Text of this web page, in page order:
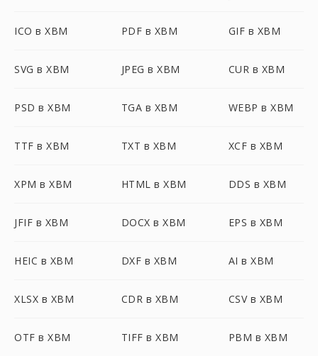
ICO в XBM PDF в XBM GIF в XBM
SVG в XBM JPEG в XBM CUR в XBM
PSD в XBM TGA в XBM WEBP в XBM
TTF в XBM TXT в XBM XCF в XBM
XPM в XBM HTML в XBM DDS в XBM
JFIF в XBM DOCX в XBM EPS в XBM
HEIC в XBM DXF в XBM AI в XBM
XLSX в XBM CDR в XBM CSV в XBM
OTF в XBM TIFF в XBM PBM в XBM